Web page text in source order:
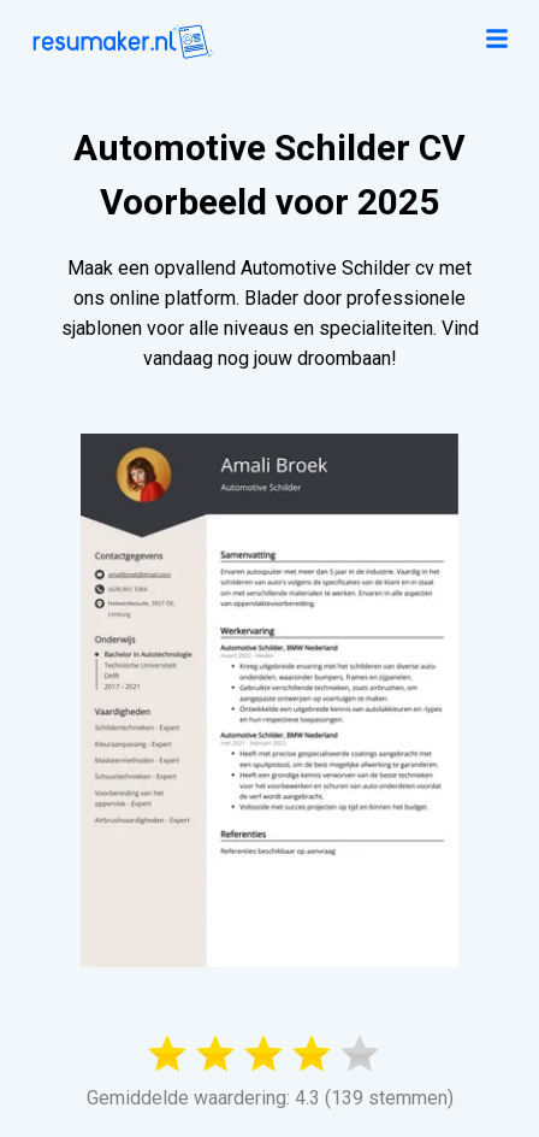
Automotive Schilder CV
Voorbeeld voor 2025
Maak een opvallend Automotive Schilder cv met
ons online platform. Blader door professionele
sjablonen voor alle niveaus en specialiteiten. Vind
vandaag nog jouw droombaan!
Gemiddelde waardering: 4.3 (139 stemmen)